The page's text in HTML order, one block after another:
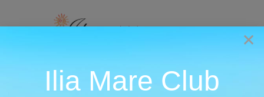
to
×
Ilia Mare Club